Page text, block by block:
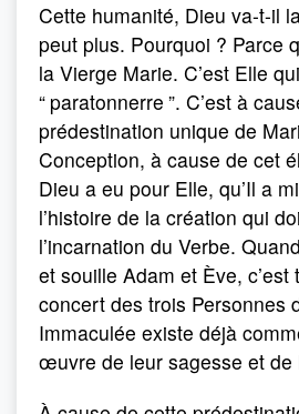
Cette humanité, Dieu va-t-il
peut plus. Pourquoi ? Parce
la Vierge Marie. C’est Elle
“ paratonnerre ”. C’est à
prédestination unique de
Conception, à cause de cet
Dieu a eu pour Elle, qu’Il a
l’histoire de la création qui
l’incarnation du Verbe.
et souille Adam et Ève,
concert des trois Personnes
Immaculée existe déjà
œuvre de leur sagesse et de